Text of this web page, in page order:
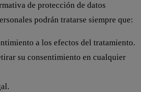
de protección de datos
podrán tratarse siempre que:
a los efectos del tratamiento.
su consentimiento en cualquier